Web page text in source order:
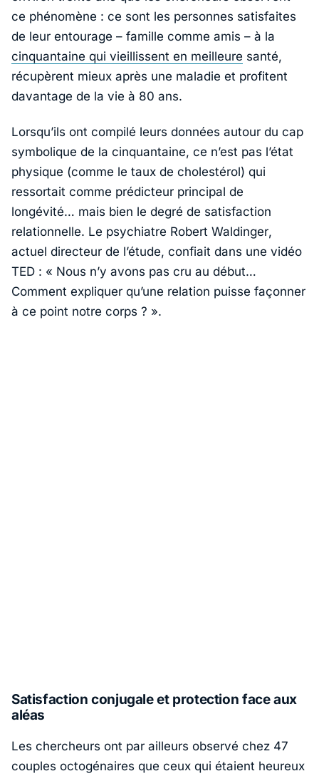
ce phénomène : ce sont les personnes satisfaites
de leur entourage – famille comme amis – à la
cinquantaine qui vieillissent en meilleure santé,
récupèrent mieux après une maladie et profitent
davantage de la vie à 80 ans.
Lorsqu’ils ont compilé leurs données autour du cap
symbolique de la cinquantaine, ce n’est pas l’état
physique (comme le taux de cholestérol) qui
ressortait comme prédicteur principal de
longévité… mais bien le degré de satisfaction
relationnelle. Le psychiatre Robert Waldinger,
actuel directeur de l’étude, confiait dans une vidéo
TED : « Nous n’y avons pas cru au début…
Comment expliquer qu’une relation puisse façonner
à ce point notre corps ? ».
Satisfaction conjugale et protection face aux
aléas
Les chercheurs ont par ailleurs observé chez 47
couples octogénaires que ceux qui étaient heureux